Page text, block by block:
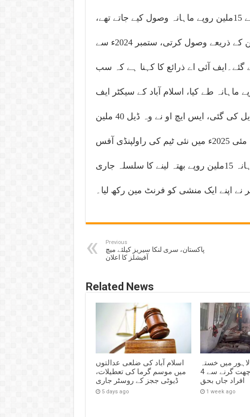
راولپنڈی میں 15 غیر قانونی کال سینٹرز سے 15ملین روپے ماہانہ وصول کیے جاتے تھے،
ایڈیشنل ڈائریکٹر کی ٹیم رقم فرنٹ مین کے ذریعے وصول کرتی، ستمبر 2024ء سے
وصول کیے گئے۔ایف آئی اے ذرائع کا کہنا ہے کہ سب
کال سینٹر کے لیے 8 لاکھ روپے ماہانہ طے کیا، اسلام آباد کے سیکٹر ایف
الیون میں کال سینٹر پر چھاپہ مار کر ڈیل کی گئی، ایس ایچ او نے وہ ڈیل 40 ملین
روپے میں فائنل کی۔ذرائع کا کہنا ہے کہ مئی 2025ء میں نئی ٹیم کی راولپنڈی آفس
میں تعیناتی ہوئی، اس ٹیم نے بھی ماہانہ 15ملین روپے بھتہ لینے کا سلسلہ جاری
اپنے ایک منشی کو فرنٹ مین رکھ لیا۔
Previous
پاکستان، سری لنکا سیریز کیلئے میچ
آفیشلز کا اعلان
Related News
اسلام آباد کی ضلعی عدالتوں
میں موسم گرما کی تعطیلات،
ڈیوٹی ججز کے روسٹر جاری
5 days ago
میں خستہ
حال مکان کی چھت گرنے سے 4
افراد جاں بحق
1 week ago